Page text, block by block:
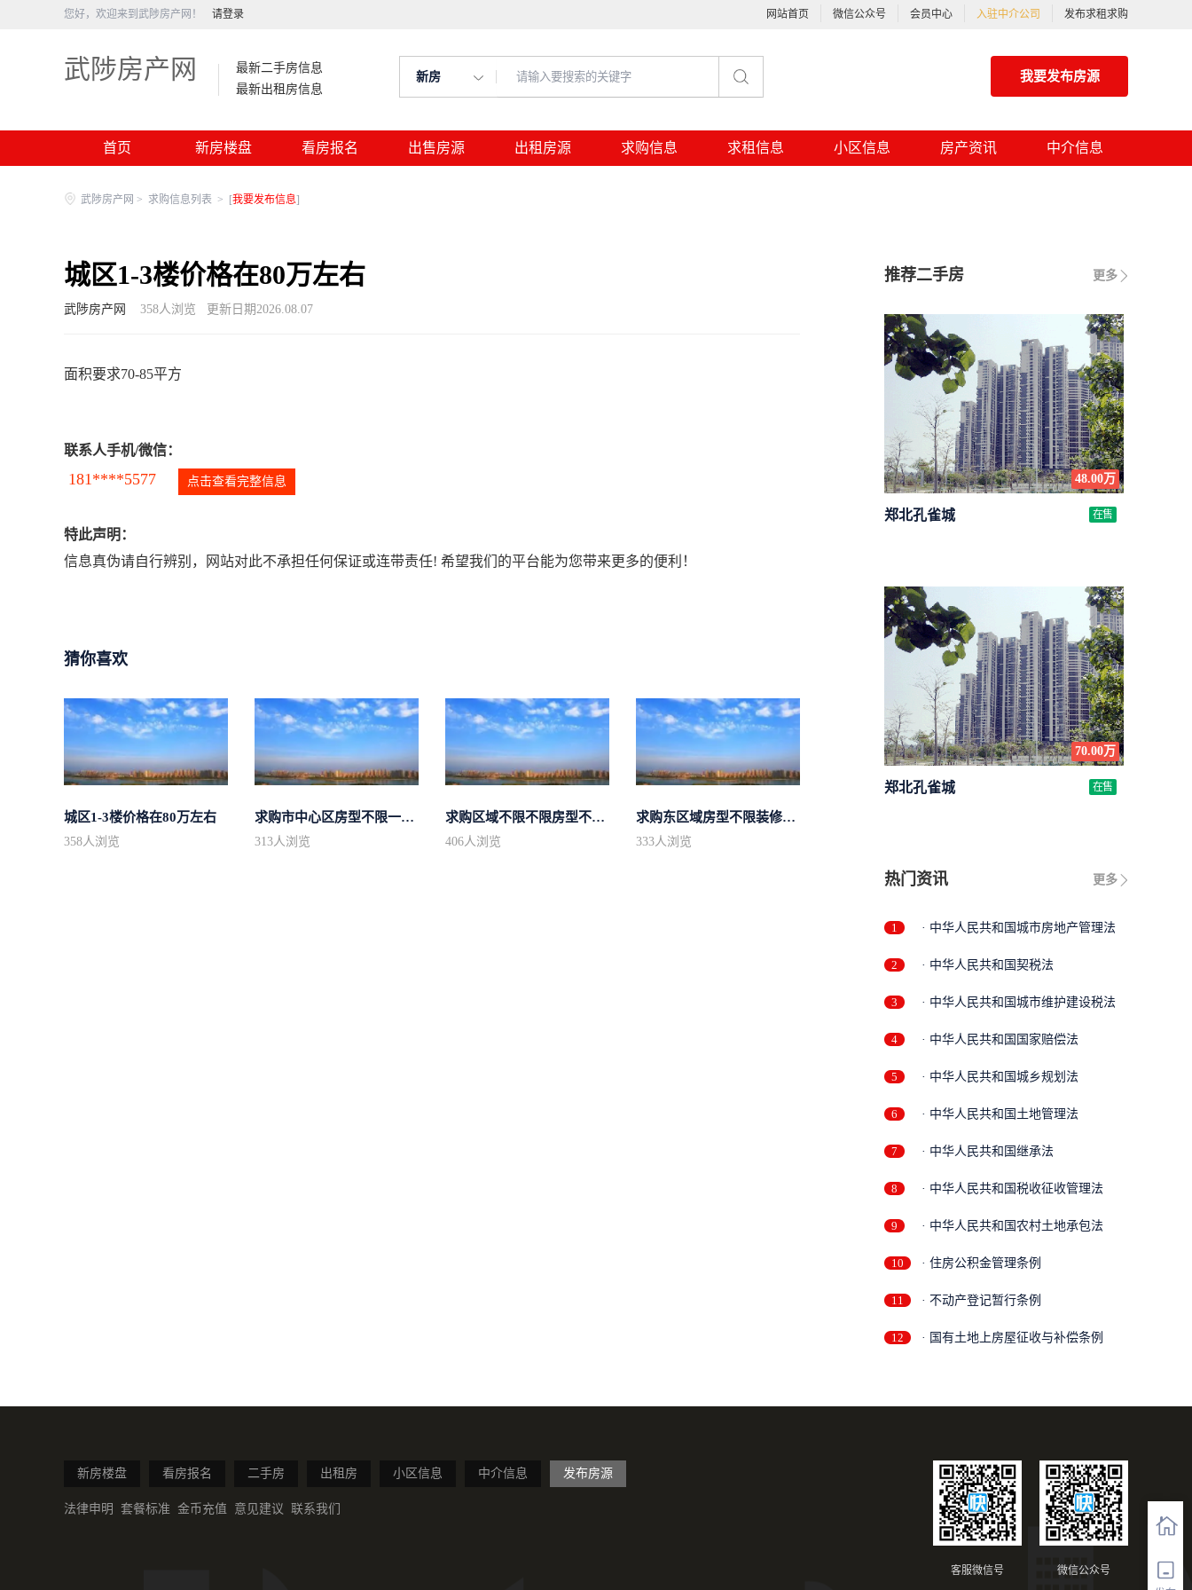
您好，欢迎来到武陟房产网！ 请登录 网站首页 微信公众号 会员中心 入驻中介公司 发布求租求购
武陟房产网
最新二手房信息
最新出租房信息
新房 我要发布房源
首页 新房楼盘 看房报名 出售房源 出租房源 求购信息 求租信息 小区信息 房产资讯 中介信息
武陟房产网 > 求购信息列表 > [我要发布信息]
城区1-3楼价格在80万左右
武陟房产网 358人浏览 更新日期2026.08.07
面积要求70-85平方
联系人手机/微信：
181****5577 点击查看完整信息
特此声明：
信息真伪请自行辨别，网站对此不承担任何保证或连带责任! 希望我们的平台能为您带来更多的便利！
猜你喜欢
城区1-3楼价格在80万左右
358人浏览
求购市中心区房型不限一室一厅一卫简...
313人浏览
求购区域不限不限房型不限两室一厅简...
406人浏览
求购东区域房型不限装修不限
333人浏览
更多
推荐二手房
48.00万
郑北孔雀城 在售
70.00万
郑北孔雀城 在售
更多
热门资讯
1 · 中华人民共和国城市房地产管理法
2 · 中华人民共和国契税法
3 · 中华人民共和国城市维护建设税法
4 · 中华人民共和国国家赔偿法
5 · 中华人民共和国城乡规划法
6 · 中华人民共和国土地管理法
7 · 中华人民共和国继承法
8 · 中华人民共和国税收征收管理法
9 · 中华人民共和国农村土地承包法
10 · 住房公积金管理条例
11 · 不动产登记暂行条例
12 · 国有土地上房屋征收与补偿条例
新房楼盘 看房报名 二手房 出租房 小区信息 中介信息 发布房源
法律申明 套餐标准 金币充值 意见建议 联系我们
微信公众号
客服微信号